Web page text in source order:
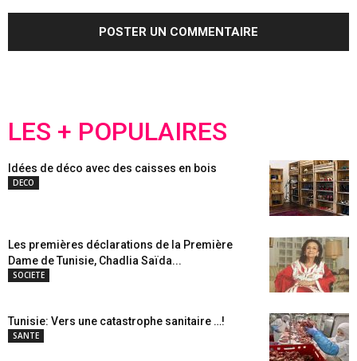
LES + POPULAIRES
Idées de déco avec des caisses en bois
DECO
Les premières déclarations de la Première
Dame de Tunisie, Chadlia Saïda...
SOCIETE
Tunisie: Vers une catastrophe sanitaire …!
SANTE